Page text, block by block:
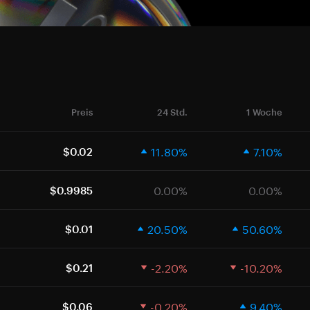
Preis 24 Std. 1 Woche
$0.02 11.80% 7.10%
$0.9985 0.00% 0.00%
$0.01 20.50% 50.60%
$0.21 -2.20% -10.20%
$0.06 -0.20% 9.40%